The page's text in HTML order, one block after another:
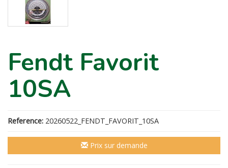
Fendt Favorit
10SA
Reference: 20260522_FENDT_FAVORIT_10SA
Prix sur demande